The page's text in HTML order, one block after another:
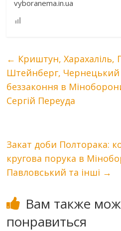
vyboranema.in.ua
← Криштун, Харахаліль,
Штейнберг, Чернецький
беззаконня в
Сергій Переуда
Закат доби Полторака:
кругова порука в
Павловський та інші →
Вам также
понравиться